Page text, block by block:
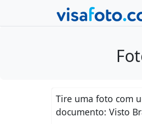
Tire uma foto com
documento: Visto